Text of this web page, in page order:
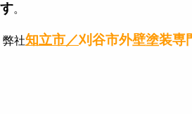
。
弊社知立市／刈谷市外壁塗装